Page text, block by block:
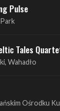
Pulse
Tales
Wahadło
Ośrodku